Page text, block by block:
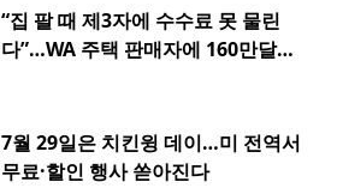
“집 팔 때 제3자에 수수료 못 물린
다”…WA 주택 판매자에 160만달러
7월 29일은 치킨윙 데이…미 전역서
무료·할인 행사 쏟아진다